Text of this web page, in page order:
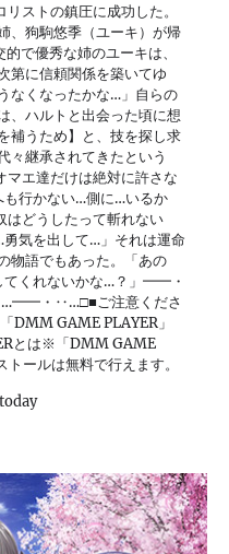
ストの鎮圧に成功した。
狗駒悠季（ユーキ）が帰
で優秀な姉のユーキは、
第に信頼関係を築いてゆ
なくなったかな…」自らの
、ハルトと出会った頃に想
補うため】と、技を探し求
々継承されてきたという
エ達だけは絶対に許さな
行かない…側に…いるか
はどうしたって斬れない
気を出して…」それは運命
物語でもあった。「あの
てくれないかな…？」━━・
・‥…□■ご注意くださ
DMM GAME PLAYER」
とは※「DMM GAME
ールは無料で行えます。